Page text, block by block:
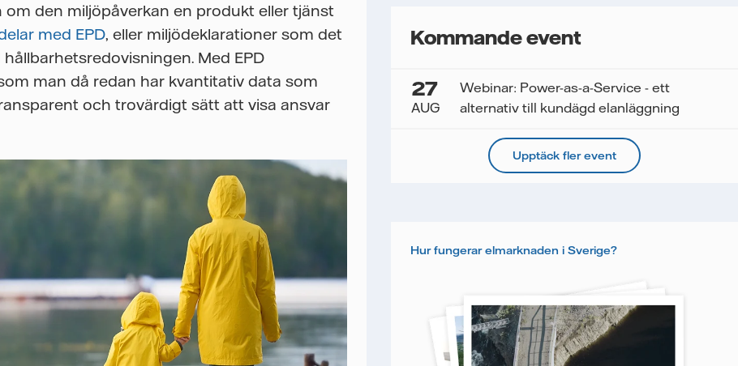
den miljöpåverkan en produkt eller tjänst
med EPD, eller miljödeklarationer som det
Med EPD
man då redan har kvantitativ data som
och trovärdigt sätt att visa ansvar
Kommande event
27
AUG
Webinar: Power-as-a-Service - ett
alternativ till kundägd elanläggning
Upptäck fler event
Hur fungerar elmarknaden i Sverige?